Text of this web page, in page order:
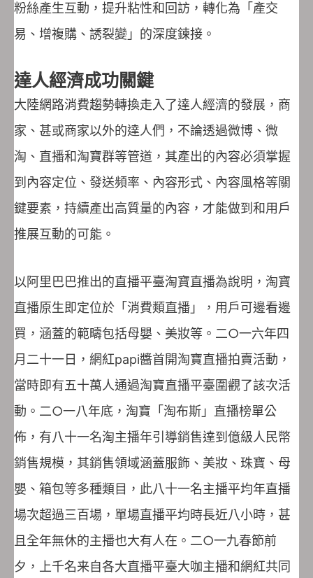
粉絲產生互動，提升粘性和回訪，轉化為「產交
易、增複購、誘裂變」的深度鍊接。
達人經濟成功關鍵
大陸網路消費趨勢轉換走入了達人經濟的發展，商
家、甚或商家以外的達人們，不論透過微博、微
淘、直播和淘寶群等管道，其產出的內容必須掌握
到內容定位、發送頻率、內容形式、內容風格等關
鍵要素，持續產出高質量的內容，才能做到和用戶
推展互動的可能。
以阿里巴巴推出的直播平臺淘寶直播為說明，淘寶
直播原生即定位於「消費類直播」，用戶可邊看邊
買，涵蓋的範疇包括母嬰、美妝等。二○一六年四
月二十一日，網紅papi醬首開淘寶直播拍賣活動，
當時即有五十萬人通過淘寶直播平臺圍觀了該次活
動。二○一八年底，淘寶「淘布斯」直播榜單公
佈，有八十一名淘主播年引導銷售達到億級人民幣
銷售規模，其銷售領域涵蓋服飾、美妝、珠寶、母
嬰、箱包等多種類目，此八十一名主播平均年直播
場次超過三百場，單場直播平均時長近八小時，甚
且全年無休的主播也大有人在。二○一九春節前
夕，上千名来自各大直播平臺大咖主播和網紅共同